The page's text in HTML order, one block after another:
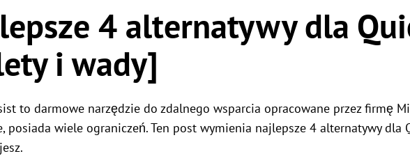
Globalny pilot zdalnego
sterowania
Łatwe zarządzanie serwerami za granicą
Zarządzanie uprawnieniami do
Zarządzaj dostępem użytkowników dzięki
4 alternatywy dla
i wady]
to darmowe narzędzie do zdalnego wsparcia opracowane przez firmę
posiada wiele ograniczeń. Ten post wymienia najlepsze 4 alternatywy dla